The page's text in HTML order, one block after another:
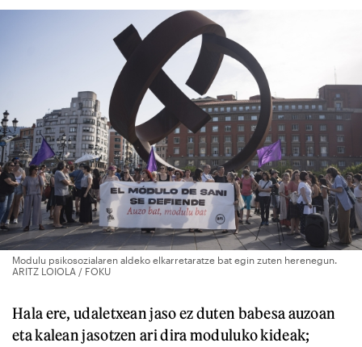
Modulu psikosozialaren aldeko elkarretaratze bat egin zuten herenegun.
ARITZ LOIOLA / FOKU
Hala ere, udaletxean jaso ez duten babesa auzoan
eta kalean jasotzen ari dira moduluko kideak;